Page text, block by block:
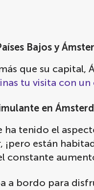
Bajos y
que su capital,
tu visita con
en
ha tenido el
¡pero están
constante
a bordo para